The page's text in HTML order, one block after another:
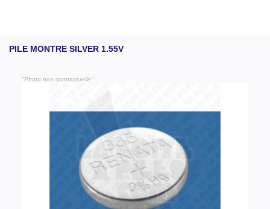
PILE MONTRE SILVER 1.55V
"Photo non contractuelle"